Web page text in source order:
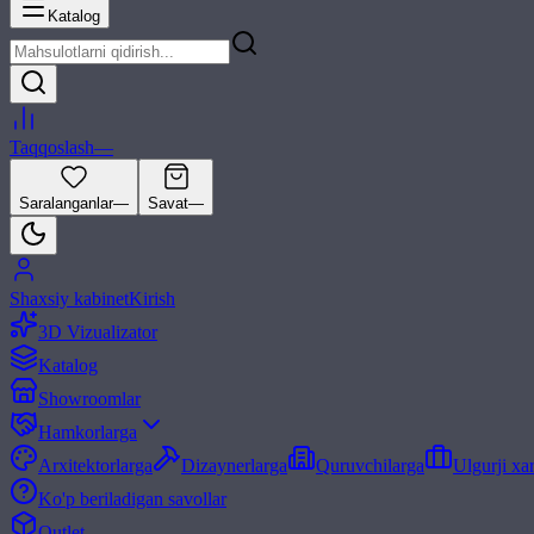
Katalog
Taqqoslash—
Saralanganlar— Savat—
Shaxsiy kabinetKirish
3D Vizualizator
Katalog
Showroomlar
Hamkorlarga
Arxitektorlarga
Dizaynerlarga Quruvchilarga
Ulgurji
Ko'p beriladigan savollar